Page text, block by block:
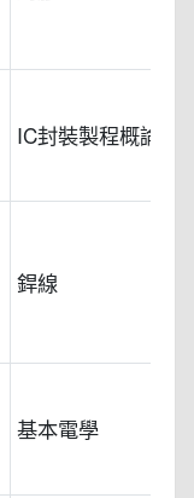
IC封裝製程概論
銲線
基本電學